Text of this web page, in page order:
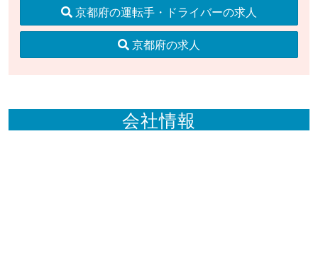
京都府の運転手・ドライバーの求人
京都府の求人
会社情報